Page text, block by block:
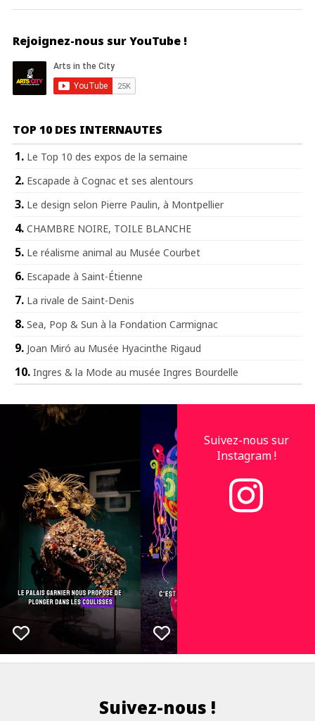
Rejoignez-nous sur YouTube !
TOP 10 DES INTERNAUTES
Le Top 10 des expos de la semaine
Escapade à Cognac et ses alentours
Le design selon Pierre Paulin, à Montpellier
CHAMBRE NOIRE, TOILE BLANCHE
Le réalisme animal au Musée Courbet
Escapade à Saint-Étienne
La rivale de Saint-Denis
Sea, Pop & Sun à la Fondation Carmignac
Joan Miró au Musée Hyacinthe Rigaud
Ingres & la Mode au musée Ingres Bourdelle
Suivez-nous sur
Instagram !
Suivez-nous !